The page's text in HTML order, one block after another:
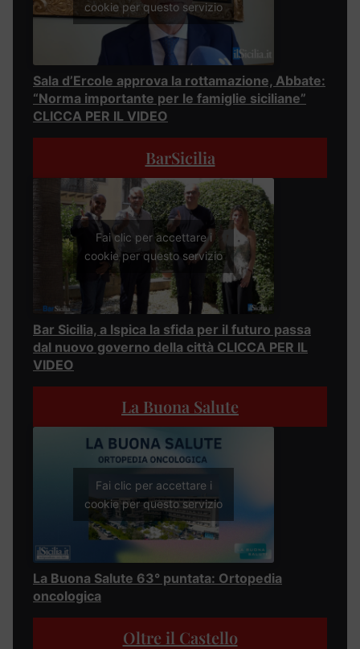
cookie per questo servizio
Sala d’Ercole approva la rottamazione, Abbate:
“Norma importante per le famiglie siciliane”
CLICCA PER IL VIDEO
BarSicilia
Fai clic per accettare i
cookie per questo servizio
Bar Sicilia, a Ispica la sfida per il futuro passa
dal nuovo governo della città CLICCA PER IL
VIDEO
La Buona Salute
Fai clic per accettare i
cookie per questo servizio
La Buona Salute 63° puntata: Ortopedia
oncologica
Oltre il Castello